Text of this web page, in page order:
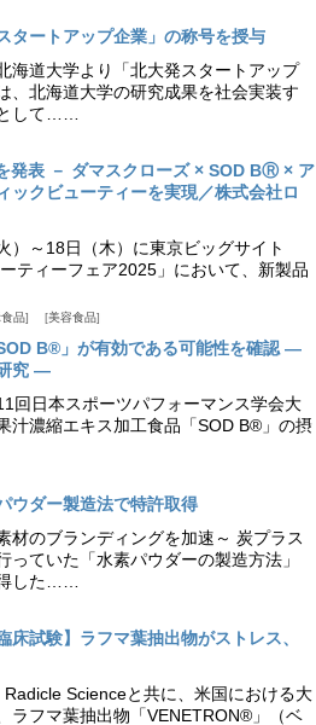
タートアップ企業」の称号を授与
海道大学より「北大発スタートアップ
、北海道大学の研究成果を社会実装す
して……
発表 － ダマスクローズ × SOD BⓇ × ア
ックビューティーを実現／株式会社ロ
）～18日（木）に東京ビッグサイト
ティーフェア2025」において、新製品
品 美容食品
B®」が有効である可能性を確認 ―
究 ―
回日本スポーツパフォーマンス学会大
汁濃縮エキス加工食品「SOD B®」の摂
ウダー製造法で特許取得
材のブランディングを加速～ 炭プラス
ていた「水素パウダーの製造方法」
した……
試験】ラフマ葉抽出物がストレス、
Scienceと共に、米国における大
ラフマ葉抽出物「VENETRON®」（ベ